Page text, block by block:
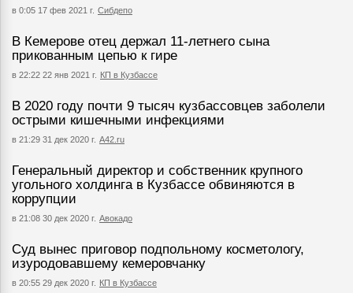
в 0:05 17 фев 2021 г. Сибдепо
В Кемерове отец держал 11-летнего сына
прикованным цепью к гире
в 22:22 22 янв 2021 г. КП в Кузбассе
В 2020 году почти 9 тысяч кузбассовцев заболели
острыми кишечными инфекциями
в 21:29 31 дек 2020 г. А42.ru
Генеральный директор и собственник крупного
угольного холдинга в Кузбассе обвиняются в
коррупции
в 21:08 30 дек 2020 г. Авокадо
Суд вынес приговор подпольному косметологу,
изуродовавшему кемеровчанку
в 20:55 29 дек 2020 г. КП в Кузбассе